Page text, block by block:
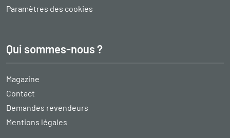
Paramètres des cookies
Qui sommes-nous ?
Magazine
Contact
Demandes revendeurs
Mentions légales